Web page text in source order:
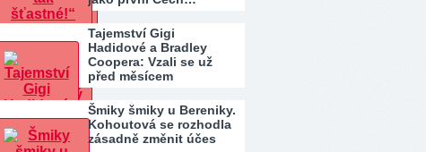
Tajemství Gigi
Hadidové a Bradley
Coopera: Vzali se už
před měsícem
Šmiky šmiky u Bereniky.
Kohoutová se rozhodla
zásadně změnit účes